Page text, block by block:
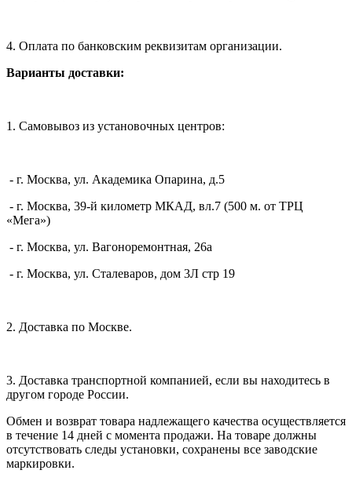
4. Оплата по банковским реквизитам организации.
Варианты доставки:
1. Самовывоз из установочных центров:
- г. Москва, ул. Академика Опарина, д.5
- г. Москва, 39-й километр МКАД, вл.7 (500 м. от ТРЦ
«Мега»)
- г. Москва, ул. Вагоноремонтная, 26а
- г. Москва, ул. Сталеваров, дом 3Л стр 19
2. Доставка по Москве.
3. Доставка транспортной компанией, если вы находитесь в
другом городе России.
Обмен и возврат товара надлежащего качества осуществляется
в течение 14 дней с момента продажи. На товаре должны
отсутствовать следы установки, сохранены все заводские
маркировки.